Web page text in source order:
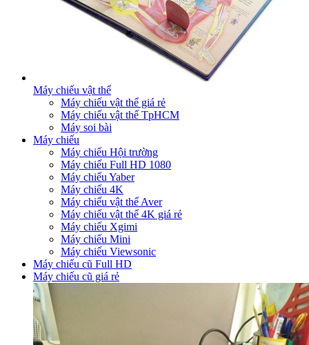
Máy chiếu vật thể
Máy chiếu vật thể giá rẻ
Máy chiếu vật thể TpHCM
Máy soi bài
Máy chiếu
Máy chiếu Hội trường
Máy chiếu Full HD 1080
Máy chiếu Yaber
Máy chiếu 4K
Máy chiếu vật thể Aver
Máy chiếu vật thể 4K giá rẻ
Máy chiếu Xgimi
Máy chiếu Mini
Máy chiếu Viewsonic
Máy chiếu cũ Full HD
Máy chiếu cũ giá rẻ